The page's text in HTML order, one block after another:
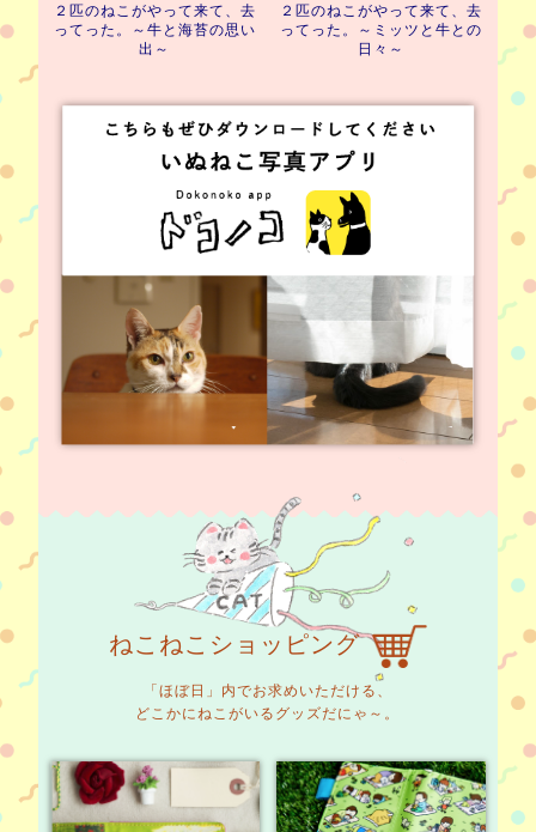
２匹のねこがやって来て、 去
ってった。
～牛と海苔の思い
出～
２匹のねこがやって来て、去
ってった。
～ミッツと牛との
日々～
ねこねこショッピング
「ほぼ日」内でお求めいただける、
どこかにねこがいるグッズだにゃ～。